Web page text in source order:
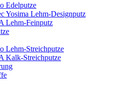
Edelputze
Yosima Lehm-Designputz
Lehm-Feinputz
Lehm-Streichputze
Kalk-Streichputze